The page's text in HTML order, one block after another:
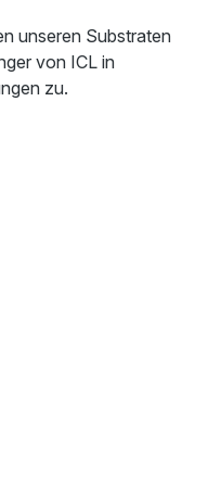
unseren Substraten
von ICL in
zu.